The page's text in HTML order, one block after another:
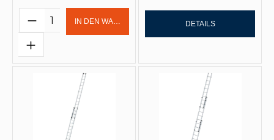
Produkt Anzahl: Gib den
IN DEN WARENKORB DETAILS